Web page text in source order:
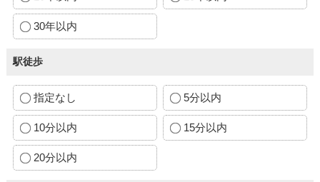
30年以内
駅徒歩
指定なし 5分以内
10分以内 15分以内
20分以内